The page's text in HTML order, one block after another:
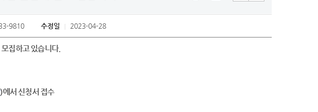
9810 수정일 2023-04-28
집하고 있습니다.
)에서 신청서 접수